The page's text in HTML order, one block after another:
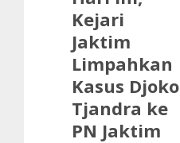
Kejari
Jaktim
Limpahkan
Kasus Djoko
Tjandra ke
PN Jaktim